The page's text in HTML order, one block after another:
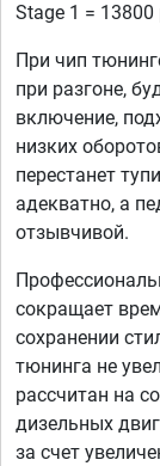
Stage 1 = 13800
При чип
при разгоне,
включение,
низких
перестанет
адекватно, а
отзывчивой.
сокращает
сохранении
тюнинга не
рассчитан на
дизельных
за счет